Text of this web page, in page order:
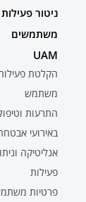
ניטור פעילות
משתמשים
UAM
הקלטת
משתמש
התרעות
באירועי
אנליטיקה
פעילות
פרטיות